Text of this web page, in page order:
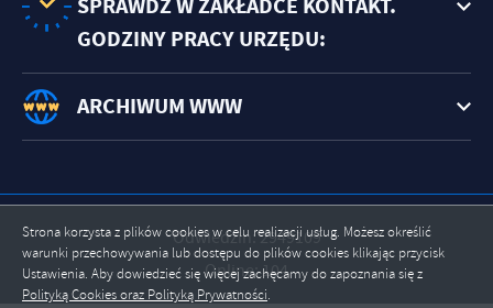
SPRAWDŹ W ZAKŁADCE KONTAKT.
GODZINY PRACY URZĘDU:
ARCHIWUM WWW
Odwiedzin: 2949109
Online: 104
Strona korzysta z plików cookies w celu realizacji usług. Możesz określić
warunki przechowywania lub dostępu do plików cookies klikając przycisk
Ustawienia. Aby dowiedzieć się więcej zachęcamy do zapoznania się z
Polityką Cookies oraz Polityką Prywatności.